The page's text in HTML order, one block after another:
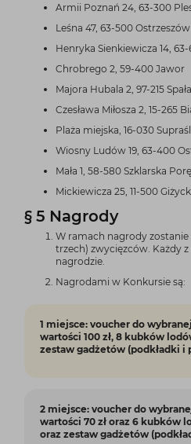
Armii Poznań 24, 63-300
Leśna 47, 63-500 Ostrzeszów
Henryka Sienkiewicza 14,
Chrobrego 2, 59-400 Jawor
Majora Hubala 2, 97-215 Spała
Czesława Miłosza 2, 15-265
Plaża miejska, 16-030 Supraśl
Wiosny Ludów 19, 63-400
Mała 1, 58-580 Szklarska
Mickiewicza 25, 11-500
§ 5 Nagrody
W ramach nagrody zostanie
trzech) zwycięzców. Każdy
nagrodzie.
Nagrodami w Konkursie są:
1 miejsce: voucher do
wartości 100 zł, 8 kubków
zestaw gadżetów (podkładki i
2 miejsce: voucher do
wartości 70 zł oraz 6 kubków
oraz zestaw gadżetów